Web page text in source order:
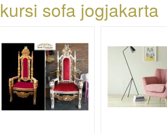
kursi sofa jogjakarta